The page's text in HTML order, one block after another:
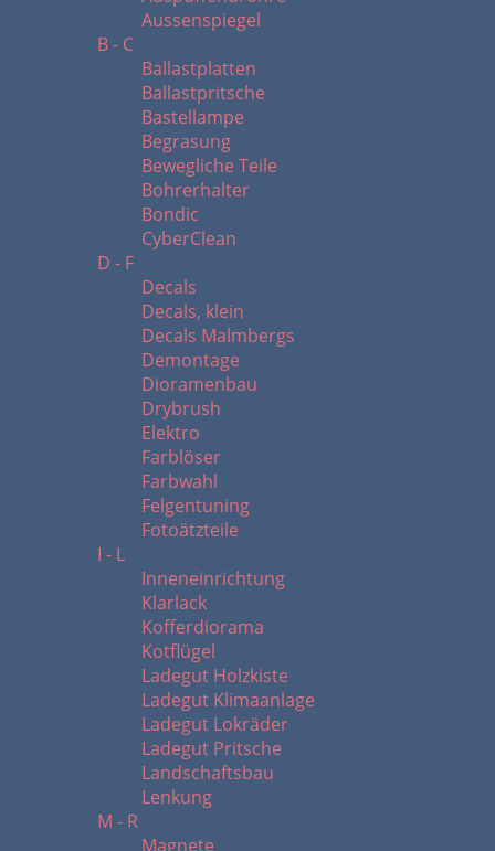
Aussenspiegel
B - C
Ballastplatten
Ballastpritsche
Bastellampe
Begrasung
Bewegliche Teile
Bohrerhalter
Bondic
CyberClean
D - F
Decals
Decals, klein
Decals Malmbergs
Demontage
Dioramenbau
Drybrush
Elektro
Farblöser
Farbwahl
Felgentuning
Fotoätzteile
I - L
Inneneinrichtung
Klarlack
Kofferdiorama
Kotflügel
Ladegut Holzkiste
Ladegut Klimaanlage
Ladegut Lokräder
Ladegut Pritsche
Landschaftsbau
Lenkung
M - R
Magnete